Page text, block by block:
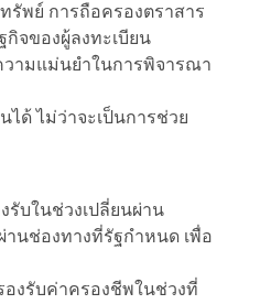
พย์ การถือครองตราสาร
จของผู้ลงทะเบียน
วามแม่นยำในการพิจารณา
ด้ ไม่ว่าจะเป็นการช่วย
บในช่วงเปลี่ยนผ่าน
นช่องทางที่รัฐกำหนด เพื่อ
องรับค่าครองชีพในช่วงที่